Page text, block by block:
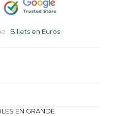
: Billets en Euros
EN GRANDE